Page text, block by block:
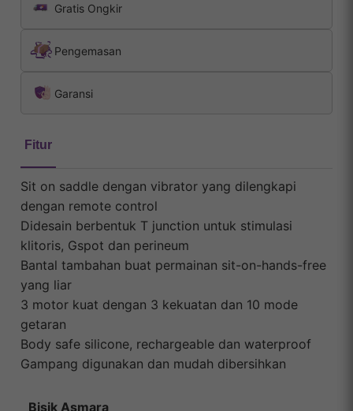
Gratis Ongkir
Pengemasan
Garansi
Fitur
Sit on saddle dengan vibrator yang dilengkapi
dengan remote control
Didesain berbentuk T junction untuk stimulasi
klitoris, Gspot dan perineum
Bantal tambahan buat permainan sit-on-hands-free
yang liar
3 motor kuat dengan 3 kekuatan dan 10 mode
getaran
Body safe silicone, rechargeable dan waterproof
Gampang digunakan dan mudah dibersihkan
Bisik Asmara